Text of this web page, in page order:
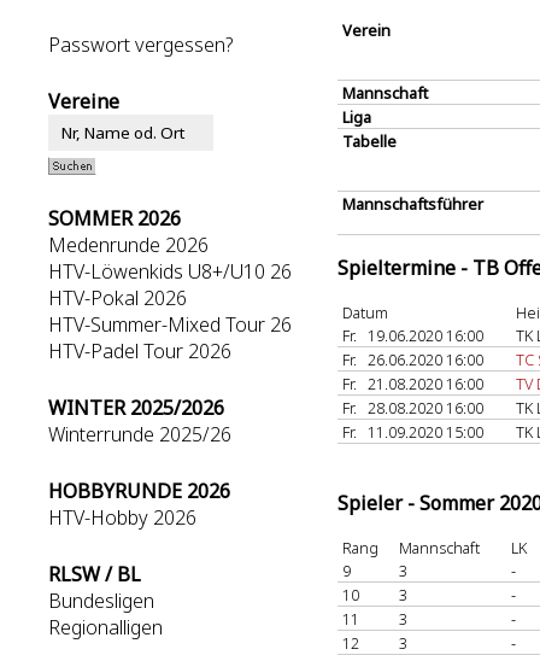
Passwort vergessen?
Vereine
SOMMER 2026
Medenrunde 2026
HTV-Löwenkids U8+/U10 26
HTV-Pokal 2026
HTV-Summer-Mixed Tour 26
HTV-Padel Tour 2026
WINTER 2025/2026
Winterrunde 2025/26
HOBBYRUNDE 2026
HTV-Hobby 2026
RLSW / BL
Bundesligen
Regionalligen
Verein
Mannschaft
Liga
Tabelle
Mannschaftsführer
Spieltermine - TB
Datum
Fr.
19.06.2020 16:00
TK
Fr. 26.06.2020 16:00
TC
Fr. 21.08.2020 16:00
TV
Fr. 28.08.2020 16:00
TK
Fr.
11.09.2020 15:00 TK
Spieler - Sommer
Rang Mannschaft
LK
9
3
-
10
3
-
11
3
-
12
3
-